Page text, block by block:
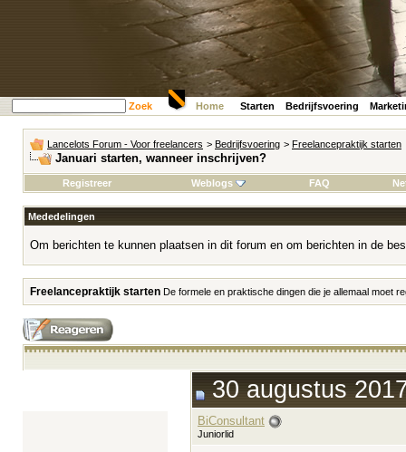
Zoek Home Starten Bedrijfsvoering
Lancelots Forum - Voor freelancers > Bedrijfsvoering > Freelancepraktijk starten
Januari starten, wanneer inschrijven?
Registreer Weblogs FAQ
Mededelingen
Om berichten te kunnen plaatsen in dit forum en om berichten in de
Freelancepraktijk starten De formele en praktische dingen die je allemaal moet
30 augustus
BiConsultant
Juniorlid